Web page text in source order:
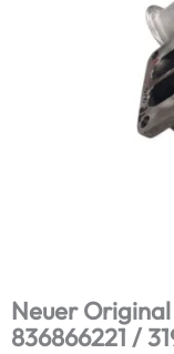
Neuer
836866221 /